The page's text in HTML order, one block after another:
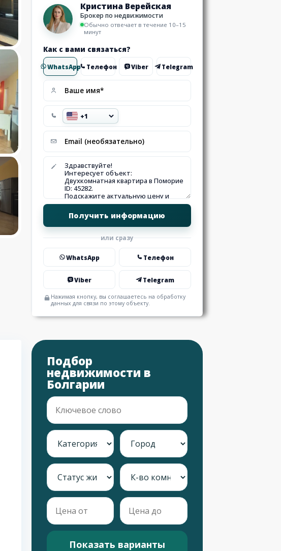
Кристина Верейская
Брокер по недвижимости
Обычно отвечает в течение 10–15
минут
Как с вами связаться?
WhatsApp Телефон Viber Telegram
или сразу
WhatsApp Телефон
Viber Telegram
Нажимая кнопку, вы соглашаетесь на обработку
данных для связи по этому объекту.
Подбор
недвижимости в
Болгарии
Показать варианты